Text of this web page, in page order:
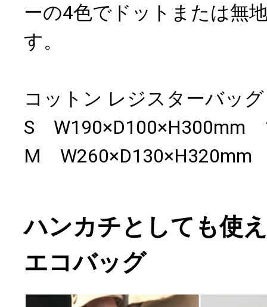
ーの4色でドットまたは無
す。
コットン レジスターバッグ
S W190×D100×H300mm
M W260×D130×H320mm
ハンカチとしても使
エコバッグ